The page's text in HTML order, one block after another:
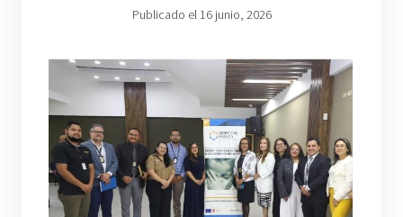
Publicado el 16 junio, 2026